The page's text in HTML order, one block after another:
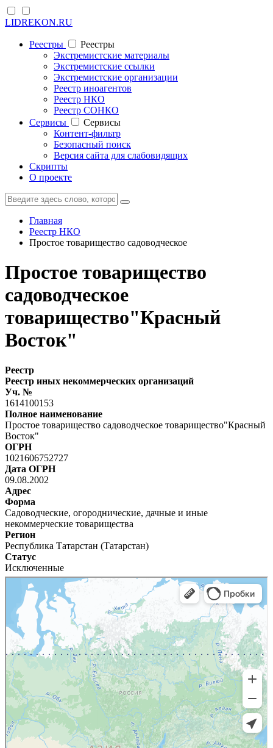
LIDREKON.RU
Реестры
Реестры
Экстремистские материалы
Экстремистские ссылки
Экстремистские организации
Реестр иноагентов
Реестр НКО
Реестр СОНКО
Cервисы
Cервисы
Контент-фильтр
Безопасный поиск
Версия сайта для слабовидящих
Скрипты
О проекте
Главная
Реестр НКО
Простое товарищество садоводческое
Простое товарищество
садоводческое
товарищество"Красный
Восток"
Реестр
Реестр иных некоммерческих организаций
Уч. №
1614100153
Полное наименование
Простое товарищество садоводческое товарищество"Красный
Восток"
ОГРН
1021606752727
Дата ОГРН
09.08.2002
Адрес
Форма
Садоводческие, огороднические, дачные и иные
некоммерческие товарищества
Регион
Республика Татарстан (Татарстан)
Статус
Исключенные